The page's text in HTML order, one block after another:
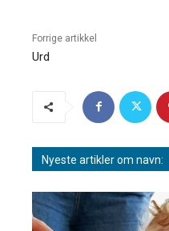
Forrige artikkel
Urd
Nyeste artikler om navn: